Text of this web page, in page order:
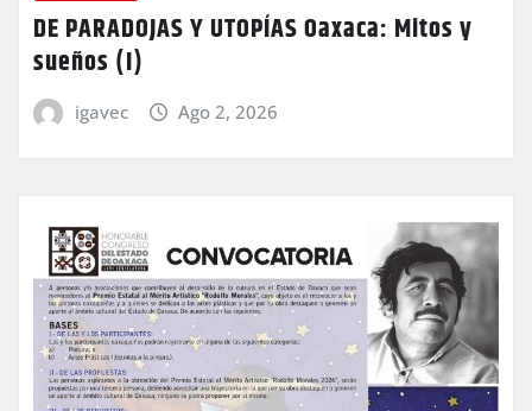
DE PARADOJAS Y UTOPÍAS Oaxaca: Mitos y
sueños (I)
igavec Ago 2, 2026